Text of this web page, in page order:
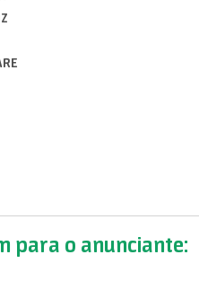
para o anunciante: